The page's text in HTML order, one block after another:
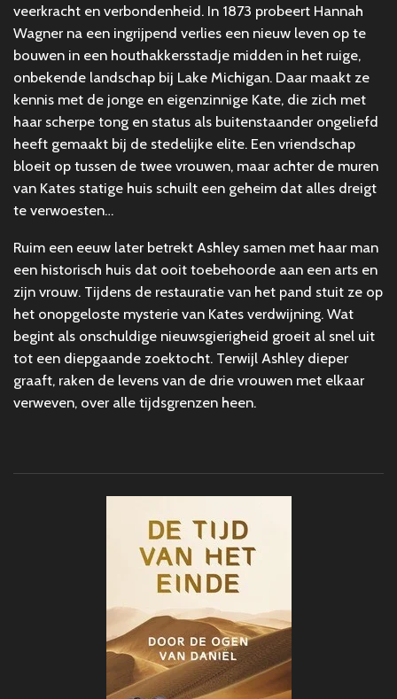
veerkracht en verbondenheid. In 1873 probeert Hannah
Wagner na een ingrijpend verlies een nieuw leven op te
bouwen in een houthakkersstadje midden in het ruige,
onbekende landschap bij Lake Michigan. Daar maakt ze
kennis met de jonge en eigenzinnige Kate, die zich met
haar scherpe tong en status als buitenstaander ongeliefd
heeft gemaakt bij de stedelijke elite. Een vriendschap
bloeit op tussen de twee vrouwen, maar achter de muren
van Kates statige huis schuilt een geheim dat alles dreigt
te verwoesten…
Ruim een eeuw later betrekt Ashley samen met haar man
een historisch huis dat ooit toebehoorde aan een arts en
zijn vrouw. Tijdens de restauratie van het pand stuit ze op
het onopgeloste mysterie van Kates verdwijning. Wat
begint als onschuldige nieuwsgierigheid groeit al snel uit
tot een diepgaande zoektocht. Terwijl Ashley dieper
graaft, raken de levens van de drie vrouwen met elkaar
verweven, over alle tijdsgrenzen heen.